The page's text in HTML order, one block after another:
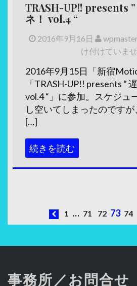
TRASH-UP!! presents
ネ！ vol.4 “
2016年9月16日
け付けていま
2016年9月15日「新宿
「TRASH-UP!! presents ”
vol.4 “」に参加。スケジュ
し空いてしまったのです
[…]
続きを読む
稿
ナ
ゲ
1 … 71 72 73 74
事務所／お問合せ